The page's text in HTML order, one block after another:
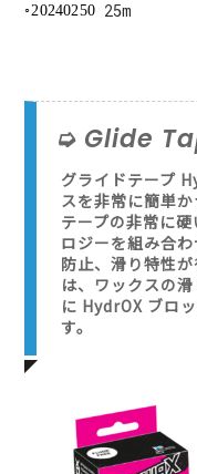
20240250 25m
Glide
グライドテープ
スを非常に簡単
テープの非常に
ロジーを組み合
防止、滑り特性
は、ワックスの
に HydrOX ブロ
す。